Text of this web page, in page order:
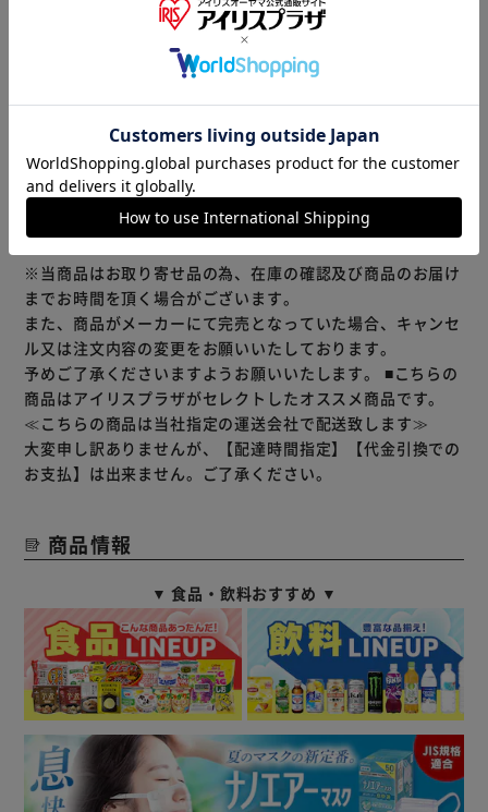
種類 : 丸首 ｜ サイズ : M 購入
BVD丸首肌着2枚組をお得に購入することが出来たので良か
役に立った
レビューをもっと見る
※当商品はお取り寄せ品の為、在庫の確認及び商品のお届け
までお時間を頂く場合がございます。
また、商品がメーカーにて完売となっていた場合、キャンセ
ル又は注文内容の変更をお願いいたしております。
予めご了承くださいますようお願いいたします。 ■こちらの
商品はアイリスプラザがセレクトしたオススメ商品です。
≪こちらの商品は当社指定の運送会社で配送致します≫
大変申し訳ありませんが、【配達時間指定】【代金引換での
お支払】は出来ません。ご了承ください。
商品情報
▼ 食品・飲料おすすめ ▼